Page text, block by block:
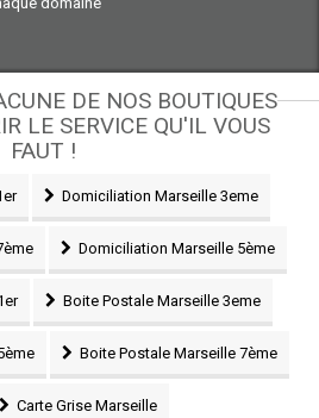
DE NOS BOUTIQUES
LE SERVICE QU'IL VOUS
FAUT !
Domiciliation Marseille 3eme
Domiciliation Marseille 5ème
Boite Postale Marseille 3eme
Boite Postale Marseille 7ème
Carte Grise Marseille